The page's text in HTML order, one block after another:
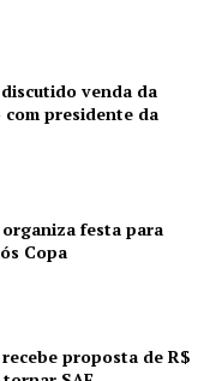
venda da
presidente da
festa para
Copa
proposta de R$